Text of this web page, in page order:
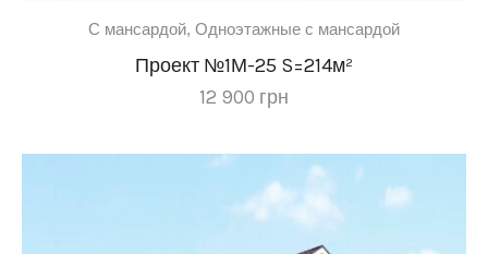
C мансардой, Одноэтажные с мансардой
Проект №1М-25 S=214м²
12 900 грн